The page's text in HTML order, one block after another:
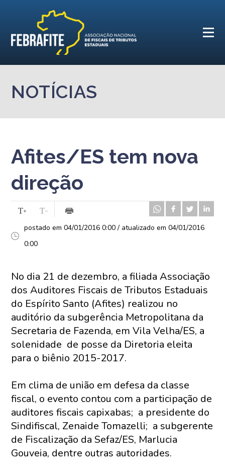
NOTÍCIAS
Afites/ES tem nova
direção
postado em 04/01/2016 0:00 / atualizado em 04/01/2016
0:00
No dia 21 de dezembro, a filiada Associação
dos Auditores Fiscais de Tributos Estaduais
do Espírito Santo (Afites) realizou no
auditório da subgerência Metropolitana da
Secretaria de Fazenda, em Vila Velha/ES, a
solenidade de posse da Diretoria eleita
para o biênio 2015-2017.
Em clima de união em defesa da classe
fiscal, o evento contou com a participação de
auditores fiscais capixabas; a presidente do
Sindifiscal, Zenaide Tomazelli; a subgerente
de Fiscalização da Sefaz/ES, Marlucia
Gouveia, dentre outras autoridades.